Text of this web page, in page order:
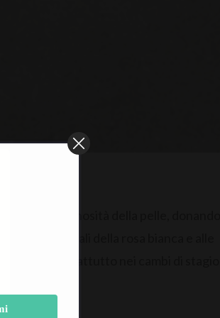
e la luminosità della pelle,
staminali della rosa bianca e alle
soprattutto nei cambi di